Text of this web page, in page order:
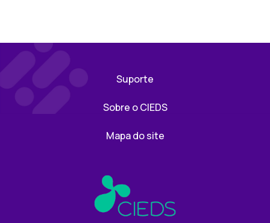
Suporte
Sobre o CIEDS
Mapa do site